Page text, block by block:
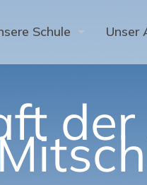
Schule Unser